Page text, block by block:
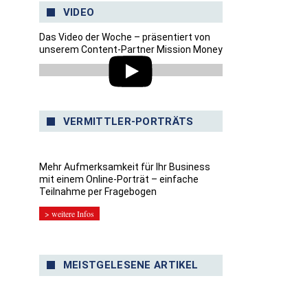
VIDEO
Das Video der Woche – präsentiert von
unserem Content-Partner Mission Money
VERMITTLER-PORTRÄTS
Mehr Aufmerksamkeit für Ihr Business
mit einem Online-Porträt – einfache
Teilnahme per Fragebogen
> weitere Infos
MEISTGELESENE ARTIKEL